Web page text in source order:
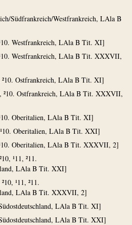
Südfrankreich/Westfrankreich, LAla B
Westfrankreich, LAla B Tit. XI]
Westfrankreich, LAla B Tit. XXXVII,
²10. Ostfrankreich, LAla B Tit. XI]
²10. Ostfrankreich, LAla B Tit. XXXVII,
Oberitalien, LAla B Tit. XI]
Oberitalien, LAla B Tit. XXI]
Oberitalien, LAla B Tit. XXXVII, 2]
¹11, ²11.
LAla B Tit. XXI]
¹11, ²11.
LAla B Tit. XXXVII, 2]
LAla B Tit. XI]
LAla B Tit. XXI]